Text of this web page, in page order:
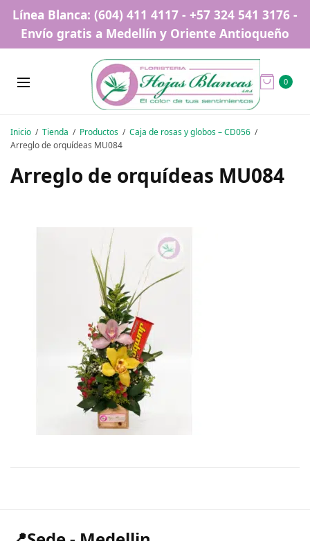
Línea Blanca: (604) 411 4117 - +57 324 541 3176 -
Envío gratis a Medellín y Oriente Antioqueño
0
Inicio Tienda Productos
Caja de rosas y globos – CD056
Arreglo de orquídeas MU084
Arreglo de orquídeas MU084